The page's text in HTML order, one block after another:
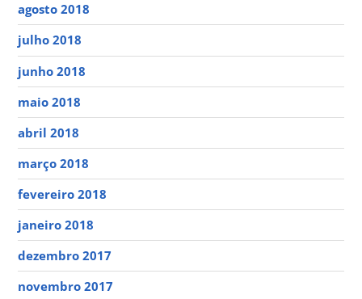
agosto 2018
julho 2018
junho 2018
maio 2018
abril 2018
março 2018
fevereiro 2018
janeiro 2018
dezembro 2017
novembro 2017